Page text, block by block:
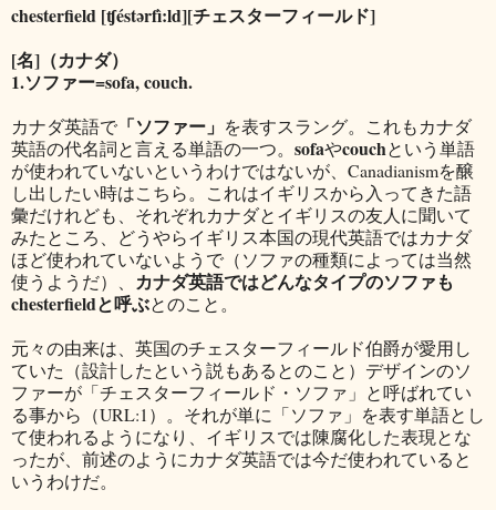
chesterfield [ʧéstərfì:ld][チェスターフィールド]
[名]（カナダ）
1.ソファー=sofa, couch.
カナダ英語で 「ソファー」 を表すスラング。これもカナダ
英語の代名詞と言える単語の一つ。 sofaやcouchという単語
が使われていないというわけではないが、Canadianismを醸
し出したい時はこちら。これはイギリスから入ってきた語
彙だけれども、それぞれカナダとイギリスの友人に聞いて
みたところ、どうやらイギリス本国の現代英語ではカナダ
ほど使われていないようで（ソファの種類によっては当然
使うようだ）、 カナダ英語ではどんなタイプのソファも
chesterfieldと呼ぶとのこと。
元々の由来は、英国のチェスターフィールド伯爵が愛用し
ていた（設計したという説もあるとのこと）デザインのソ
ファーが「チェスターフィールド・ソファ」と呼ばれてい
る事から（URL:1）。それが単に「ソファ」を表す単語とし
て使われるようになり、イギリスでは陳腐化した表現とな
ったが、前述のようにカナダ英語では今だ使われていると
いうわけだ。